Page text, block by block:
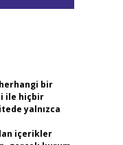
bir
ile hiçbir
yalnızca
içerikler